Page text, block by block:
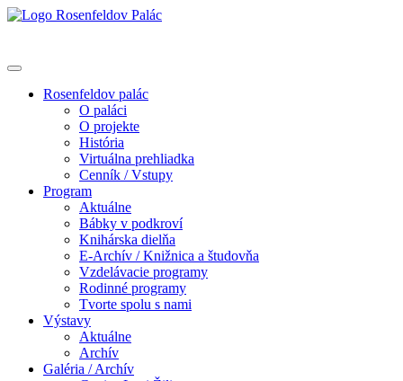
Rosenfeldov palác
O paláci
O projekte
História
Virtuálna prehliadka
Cenník / Vstupy
Program
Aktuálne
Bábky v podkroví
Knihárska dielňa
E-Archív / Knižnica a študovňa
Vzdelávacie programy
Rodinné programy
Tvorte spolu s nami
Výstavy
Aktuálne
Archív
Galéria / Archív